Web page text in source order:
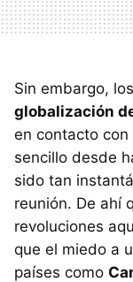
Sin embargo,
globalización
en contacto
sencillo desde
sido tan
reunión. De ahí
revoluciones
que el miedo a
países como